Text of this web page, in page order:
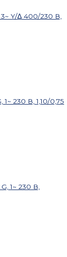
Y/∆ 400/230 В,
230 В, 1,10/0,75
1~ 230 В,